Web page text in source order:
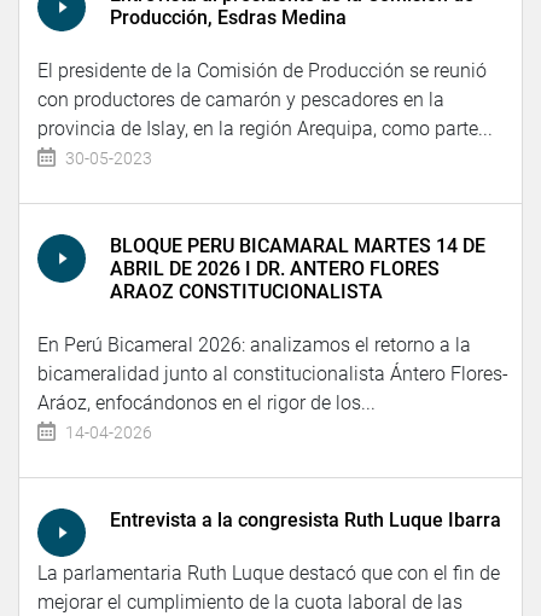
Producción, Esdras Medina
El presidente de la Comisión de Producción se reunió
con productores de camarón y pescadores en la
provincia de Islay, en la región Arequipa, como parte...
30-05-2023
BLOQUE PERU BICAMARAL MARTES 14 DE
ABRIL DE 2026 I DR. ANTERO FLORES
ARAOZ CONSTITUCIONALISTA
En Perú Bicameral 2026: analizamos el retorno a la
bicameralidad junto al constitucionalista Ántero Flores-
Aráoz, enfocándonos en el rigor de los...
14-04-2026
Entrevista a la congresista Ruth Luque Ibarra
La parlamentaria Ruth Luque destacó que con el fin de
mejorar el cumplimiento de la cuota laboral de las